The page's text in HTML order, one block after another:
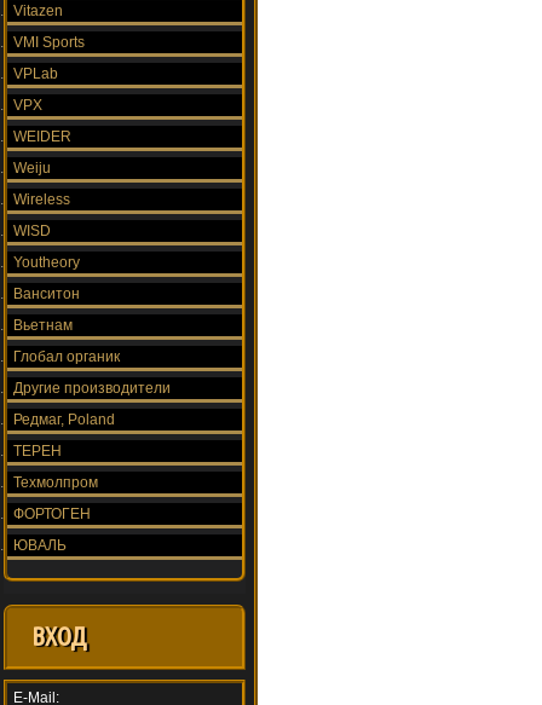
Vitazen
VMI Sports
VPLab
VPX
WEIDER
Weiju
Wireless
WISD
Youtheory
Ванситон
Вьетнам
Глобал органик
Другие производители
Редмаг, Poland
ТЕРЕН
Техмолпром
ФОРТОГЕН
ЮВАЛЬ
ВХОД
E-Mail: